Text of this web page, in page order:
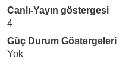
Canlı-Yayın göstergesi
4
Güç Durum Göstergeleri
Yok